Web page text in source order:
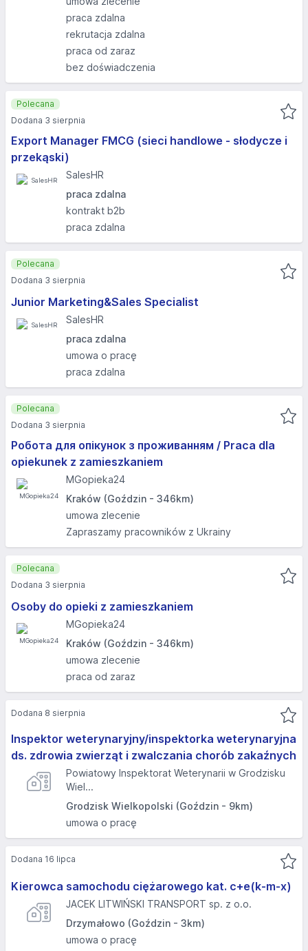
praca zdalna
rekrutacja zdalna
praca od zaraz
bez doświadczenia
Export Manager FMCG (sieci handlowe - słodycze i
przekąski)
SalesHR
praca zdalna
kontrakt b2b
praca zdalna
Polecana
Dodana 3 sierpnia
Junior Marketing&Sales Specialist
SalesHR
praca zdalna
umowa o pracę
praca zdalna
Polecana
Dodana 3 sierpnia
Робота для опікунок з проживанням / Praca dla
opiekunek z zamieszkaniem
MGopieka24
Kraków (Goździn - 346km)
umowa zlecenie
Zapraszamy pracowników z Ukrainy
Polecana
Dodana 3 sierpnia
Osoby do opieki z zamieszkaniem
MGopieka24
Kraków (Goździn - 346km)
umowa zlecenie
praca od zaraz
Polecana
Dodana 3 sierpnia
Inspektor weterynaryjny/inspektorka weterynaryjna
ds. zdrowia zwierząt i zwalczania chorób zakaźnych
Powiatowy Inspektorat Weterynarii w Grodzisku
Wiel...
Grodzisk Wielkopolski (Goździn - 9km)
umowa o pracę
Dodana 8 sierpnia
Kierowca samochodu ciężarowego kat. c+e(k-m-x)
JACEK LITWIŃSKI TRANSPORT sp. z o.o.
Drzymałowo (Goździn - 3km)
umowa o pracę
Dodana 16 lipca